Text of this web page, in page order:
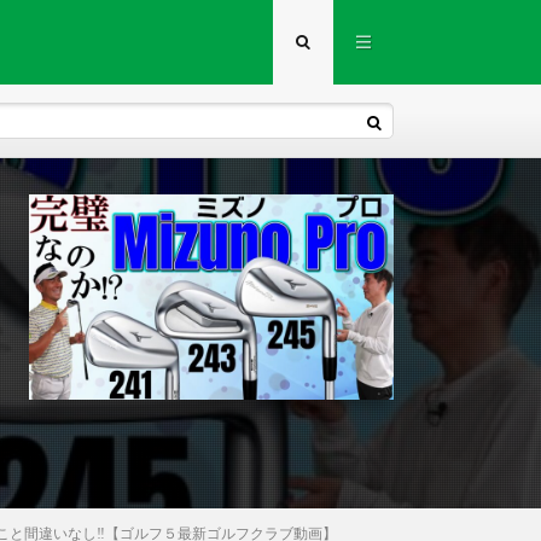
間違いなし‼【ゴルフ５最新ゴルフクラブ動画】